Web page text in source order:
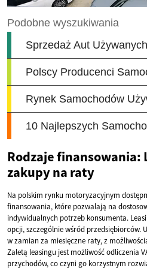
Rodzaje finansowania:
zakupy na raty
Na polskim rynku motoryzacyjnym
finansowania, które pozwalają na
indywidualnych potrzeb konsumenta.
opcji, szczególnie wśród przedsiębiorców.
w zamian za miesięczne raty, z
Zaletą leasingu jest możliwość odliczenia
przychodów, co czyni go korzystnym